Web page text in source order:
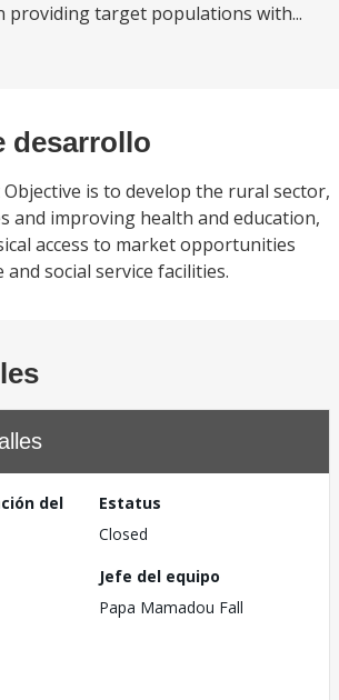
providing target populations with...
desarrollo
is to develop the rural sector,
and improving health and education,
access to market opportunities
social service facilities.
del
Estatus
Closed
Jefe del equipo
Papa Mamadou Fall